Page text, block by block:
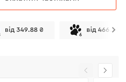
від 349.88 ₴
6
від 466.50 ₴